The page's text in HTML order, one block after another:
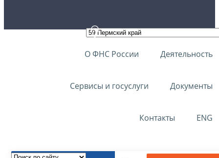
О ФНС России Деятельность
Сервисы и госуслуги Документы
Контакты ENG